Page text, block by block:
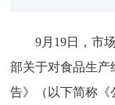
9月19日，市
部关于对食品生产
告》（以下简称《